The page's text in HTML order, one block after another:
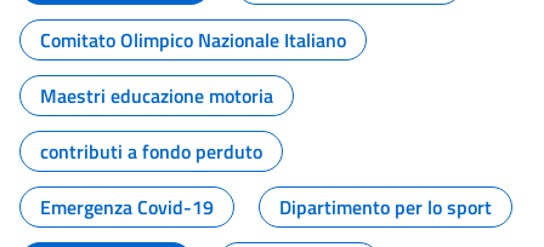
Comitato Olimpico Nazionale Italiano
Maestri educazione motoria
contributi a fondo perduto
Emergenza Covid-19
Dipartimento per lo sport